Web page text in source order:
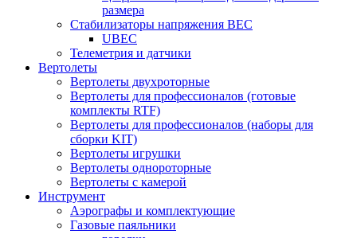
размера
Стабилизаторы напряжения BEC
UBEC
Телеметрия и датчики
Вертолеты
Вертолеты двухроторные
Вертолеты для профессионалов (готовые
комплекты RTF)
Вертолеты для профессионалов (наборы для
сборки KIT)
Вертолеты игрушки
Вертолеты однороторные
Вертолеты с камерой
Инструмент
Аэрографы и комплектующие
Газовые паяльники